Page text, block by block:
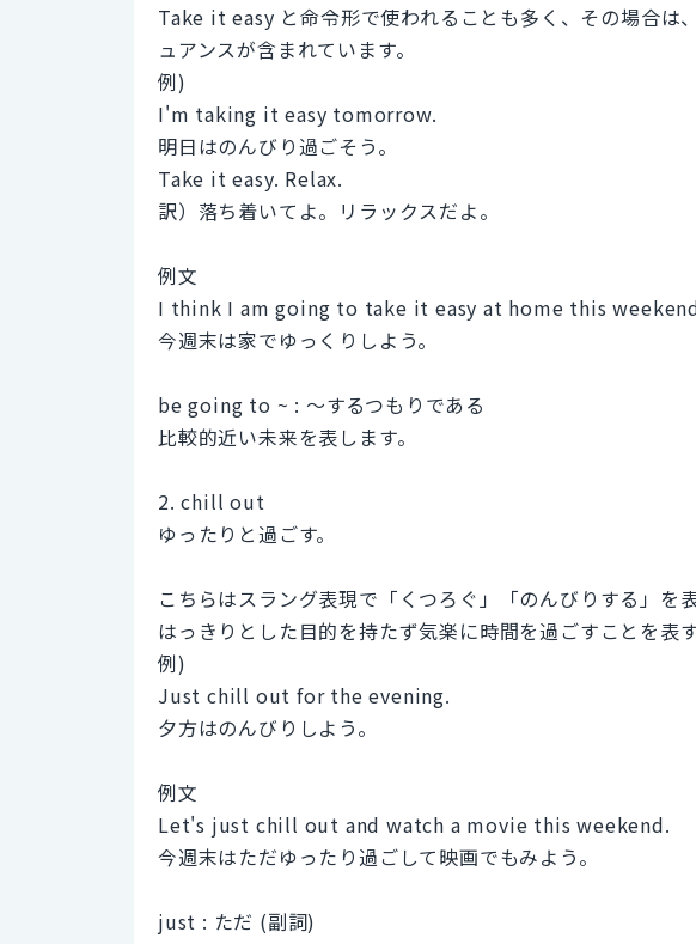
Take it easy と命令形で使われることも多く、その場合は
ュアンスが含まれています。
例)
I'm taking it easy tomorrow.
明日はのんびり過ごそう。
Take it easy. Relax.
訳）落ち着いてよ。リラックスだよ。
例文
I think I am going to take it easy at home this
今週末は家でゆっくりしよう。
be going to ~ : ～するつもりである
比較的近い未来を表します。
2. chill out
ゆったりと過ごす。
こちらはスラング表現で「くつろぐ」「のんびりする」を表
はっきりとした目的を持たず気楽に時間を過ごすことを表す
例)
Just chill out for the evening.
夕方はのんびりしよう。
例文
Let's just chill out and watch a movie this weekend.
今週末はただゆったり過ごして映画でもみよう。
just : ただ (副詞)